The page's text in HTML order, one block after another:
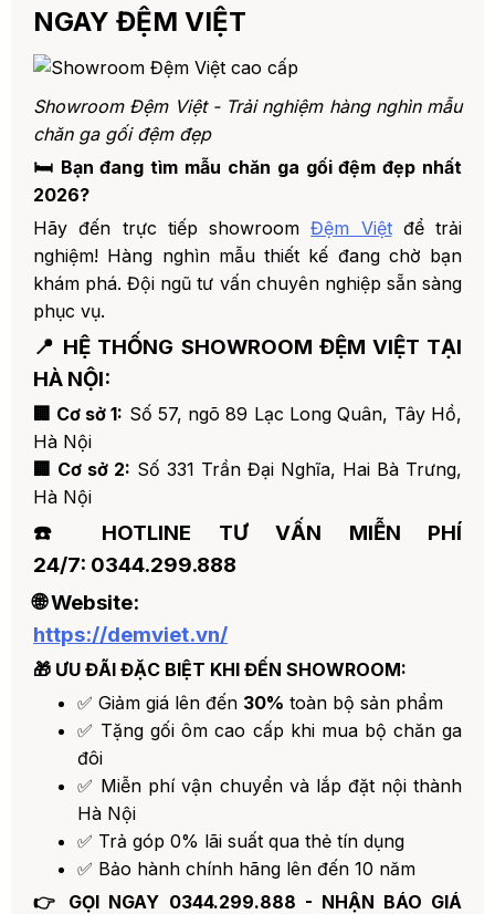
NGAY ĐỆM VIỆT
Showroom Đệm Việt - Trải nghiệm hàng nghìn mẫu
chăn ga gối đệm đẹp
🛏️ Bạn đang tìm mẫu chăn ga gối đệm đẹp nhất
2026?
Hãy đến trực tiếp showroomĐệm Việtđể trải
nghiệm! Hàng nghìn mẫu thiết kế đang chờ bạn
khám phá. Đội ngũ tư vấn chuyên nghiệp sẵn sàng
phục vụ.
📍 HỆ THỐNG SHOWROOM ĐỆM VIỆT TẠI
HÀ NỘI:
🏢 Cơ sở 1: Số 57, ngõ 89 Lạc Long Quân, Tây Hồ,
Hà Nội
🏢 Cơ sở 2: Số 331 Trần Đại Nghĩa, Hai Bà Trưng,
Hà Nội
☎️ HOTLINE TƯ VẤN MIỄN PHÍ
24/7: 0344.299.888
🌐 Website:
https://demviet.vn/
🎁 ƯU ĐÃI ĐẶC BIỆT KHI ĐẾN SHOWROOM:
✅ Giảm giá lên đến 30% toàn bộ sản phẩm
✅ Tặng gối ôm cao cấp khi mua bộ chăn ga
đôi
✅ Miễn phí vận chuyển và lắp đặt nội thành
Hà Nội
✅ Trả góp 0% lãi suất qua thẻ tín dụng
✅ Bảo hành chính hãng lên đến 10 năm
👉 GỌI NGAY 0344.299.888 - NHẬN BÁO GIÁ